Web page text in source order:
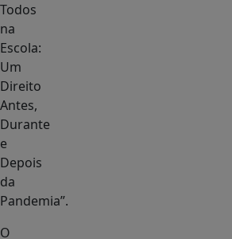
Todos
na
Escola:
Um
Direito
Antes,
Durante
e
Depois
da
Pandemia”.
O